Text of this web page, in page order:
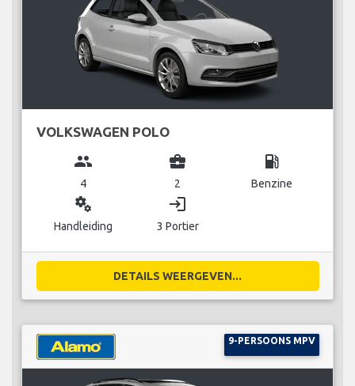
VOLKSWAGEN POLO
group
4
business_center
2
local_gas_station
Benzine
miscellaneous_services
Handleiding
login
3 Portier
DETAILS WEERGEVEN...
9-PERSOONS MPV